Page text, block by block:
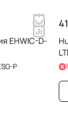
EHWIC-D-
P